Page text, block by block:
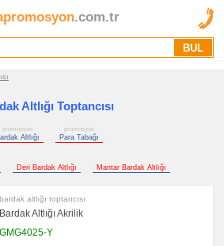
.com.tr
Altlığı Toptancısı
promosyon
Altlığı
promosyon
Para Tabağı
Deri Bardak Altlığı Mantar Bardak Altlığı
bardak altlığı toptancısı
Bardak Altlığı Akrilik
GMG4025-Y